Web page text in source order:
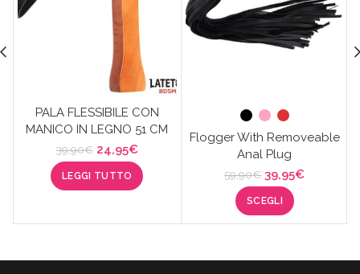
PALA FLESSIBILE CON
MANICO IN LEGNO 51 CM
39,90€ Il
prezzo
originale
era:
24,95€Il
prezzo
attuale
LEGGI TUTTO
Flogger With Removeable
Anal Plug
59,90€ Il
prezzo
originale
era:
39,95€Il
SCEGLI